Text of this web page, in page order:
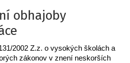
obhajoby
2002 Z.z. o vysokých školách a
zákonov v znení neskorších